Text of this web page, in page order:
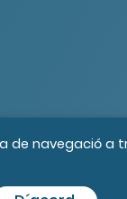
de navegació